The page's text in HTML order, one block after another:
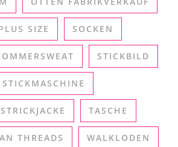
SIZE SOCKEN
STICKBILD
STICKMASCHINE
STRICKJACKE TASCHE
THREADS WALKLODEN